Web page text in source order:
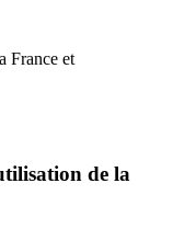
France et
de la